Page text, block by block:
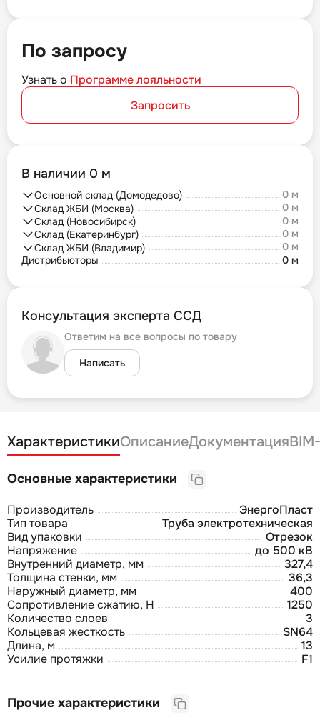
По запросу
Узнать о Программе лояльности
Запросить
В наличии 0 м
Основной склад (Домодедово)
0 м
Склад ЖБИ (Москва)
0 м
Склад (Новосибирск)
0 м
Склад (Екатеринбург)
0 м
Склад ЖБИ (Владимир)
0 м
Дистрибьюторы
0 м
Консультация эксперта ССД
Ответим на все вопросы по товару
Написать
ХарактеристикиОписаниеДокументация
Основные характеристики
Производитель
ЭнергоПласт
Тип товара
Труба электротехническая
Вид упаковки
Отрезок
Напряжение
до 500 кВ
Внутренний диаметр, мм
327,4
Толщина стенки, мм
36,3
Наружный диаметр, мм
400
Сопротивление сжатию, Н
1250
Количество слоев
3
Кольцевая жесткость
SN64
Длина, м
13
Усилие протяжки
F1
Прочие характеристики